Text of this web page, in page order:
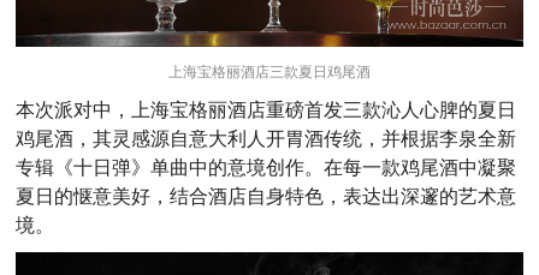
上海宝格丽酒店三款夏日鸡尾酒
本次派对中，上海宝格丽酒店重磅首发三款沁人心脾的夏日
鸡尾酒，其灵感源自意大利人开胃酒传统，并根据李泉全新
专辑《十日弹》单曲中的意境创作。在每一款鸡尾酒中凝聚
夏日的惬意美好，结合酒店自身特色，表达出深邃的艺术意
境。